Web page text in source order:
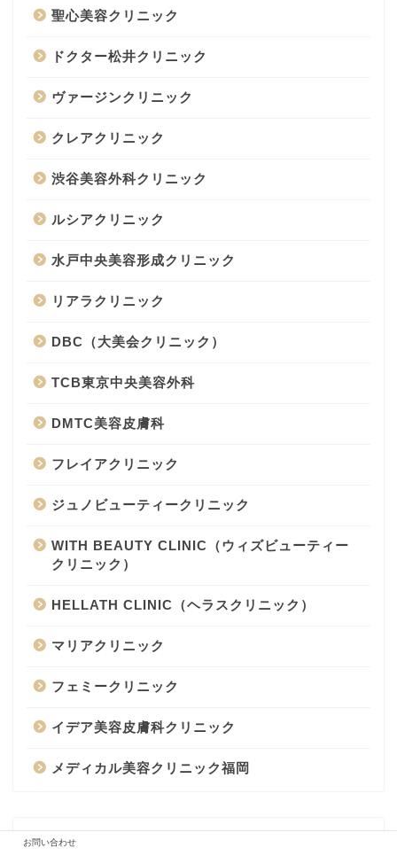
聖心美容クリニック
ドクター松井クリニック
ヴァージンクリニック
クレアクリニック
渋谷美容外科クリニック
ルシアクリニック
水戸中央美容形成クリニック
リアラクリニック
DBC（大美会クリニック）
TCB東京中央美容外科
DMTC美容皮膚科
フレイアクリニック
ジュノビューティークリニック
WITH BEAUTY CLINIC（ウィズビューティー
クリニック）
HELLATH CLINIC（ヘラスクリニック）
マリアクリニック
フェミークリニック
イデア美容皮膚科クリニック
メディカル美容クリニック福岡
おすすめ脱毛サロン
お問い合わせ